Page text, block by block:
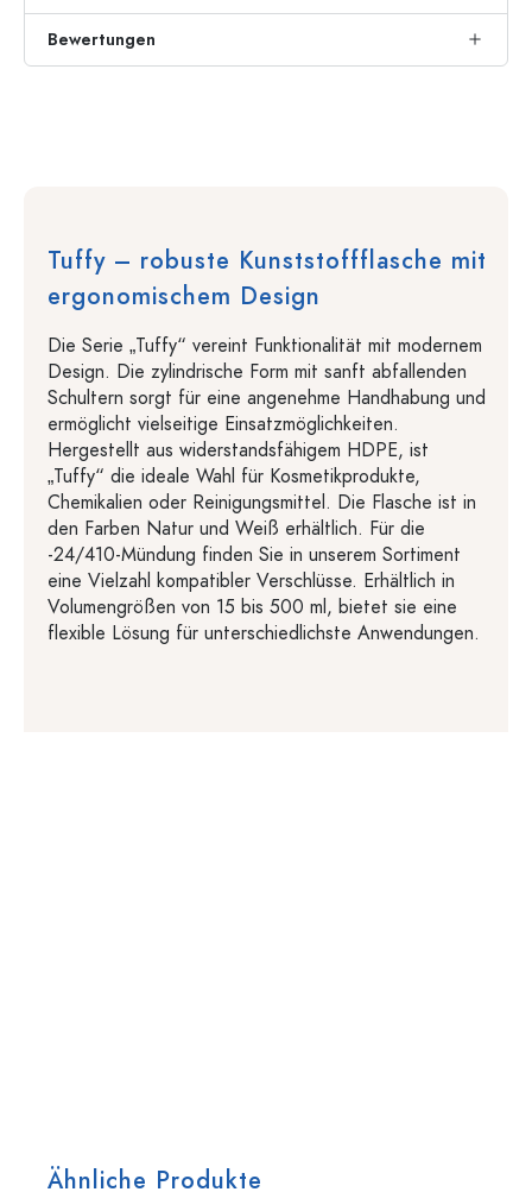
Bewertungen
Tuffy – robuste Kunststoffflasche mit
ergonomischem Design
Die Serie „Tuffy“ vereint Funktionalität mit modernem
Design. Die zylindrische Form mit sanft abfallenden
Schultern sorgt für eine angenehme Handhabung und
ermöglicht vielseitige Einsatzmöglichkeiten.
Hergestellt aus widerstandsfähigem HDPE, ist
„Tuffy“ die ideale Wahl für Kosmetikprodukte,
Chemikalien oder Reinigungsmittel. Die Flasche ist in
den Farben Natur und Weiß erhältlich. Für die
-24/410-Mündung finden Sie in unserem Sortiment
eine Vielzahl kompatibler Verschlüsse. Erhältlich in
Volumengrößen von 15 bis 500 ml, bietet sie eine
flexible Lösung für unterschiedlichste Anwendungen.
Ähnliche Produkte